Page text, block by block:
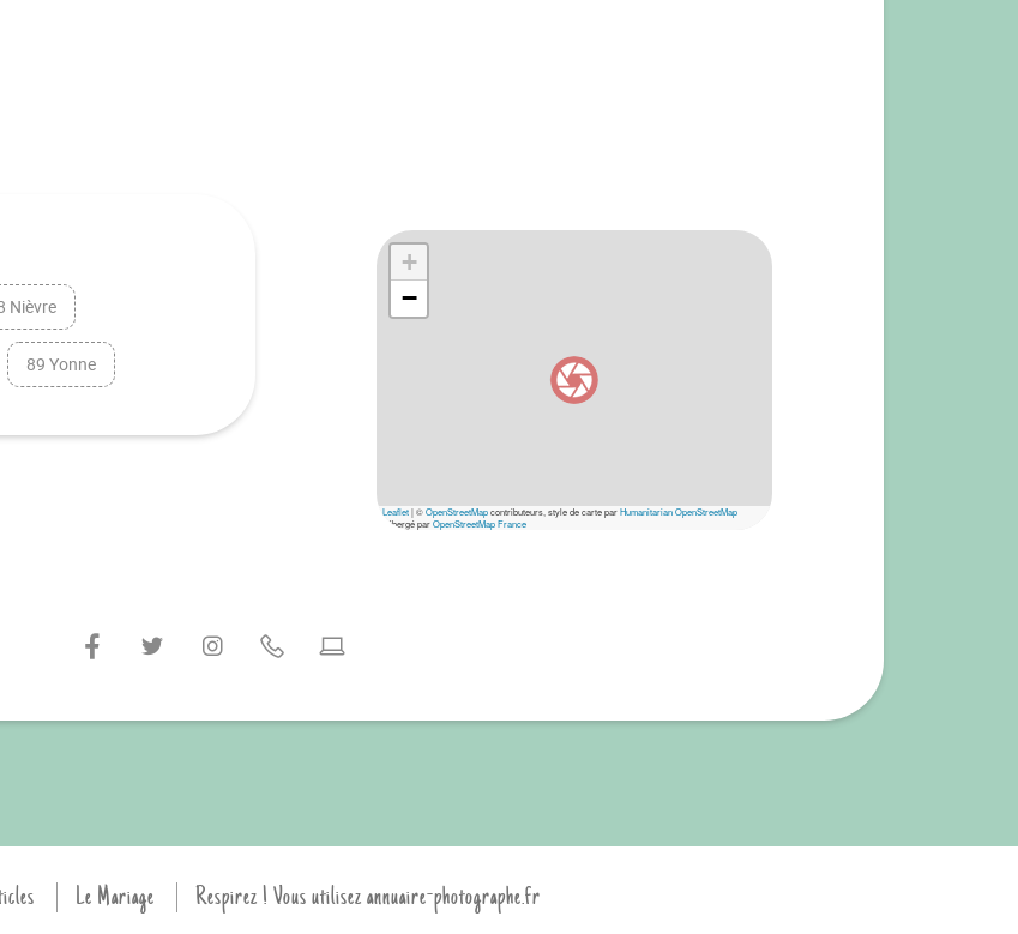
Nièvre
89 Yonne
+
−
Leaflet|©OpenStreetMapcontributeurs, style de carte parHumanitarian OpenStreetMap
hébergé parOpenStreetMap France
Le Mariage Respirez ! Vous utilisez annuaire-photographe.fr